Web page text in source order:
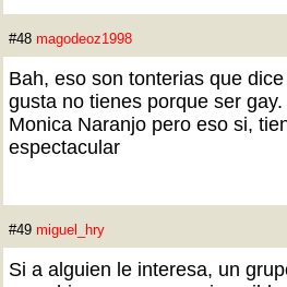
#48 magodeoz1998
Bah, eso son tonterias que
gusta no tienes porque ser
Monica Naranjo pero eso si,
espectacular
#49 miguel_hry
Si a alguien le interesa, un